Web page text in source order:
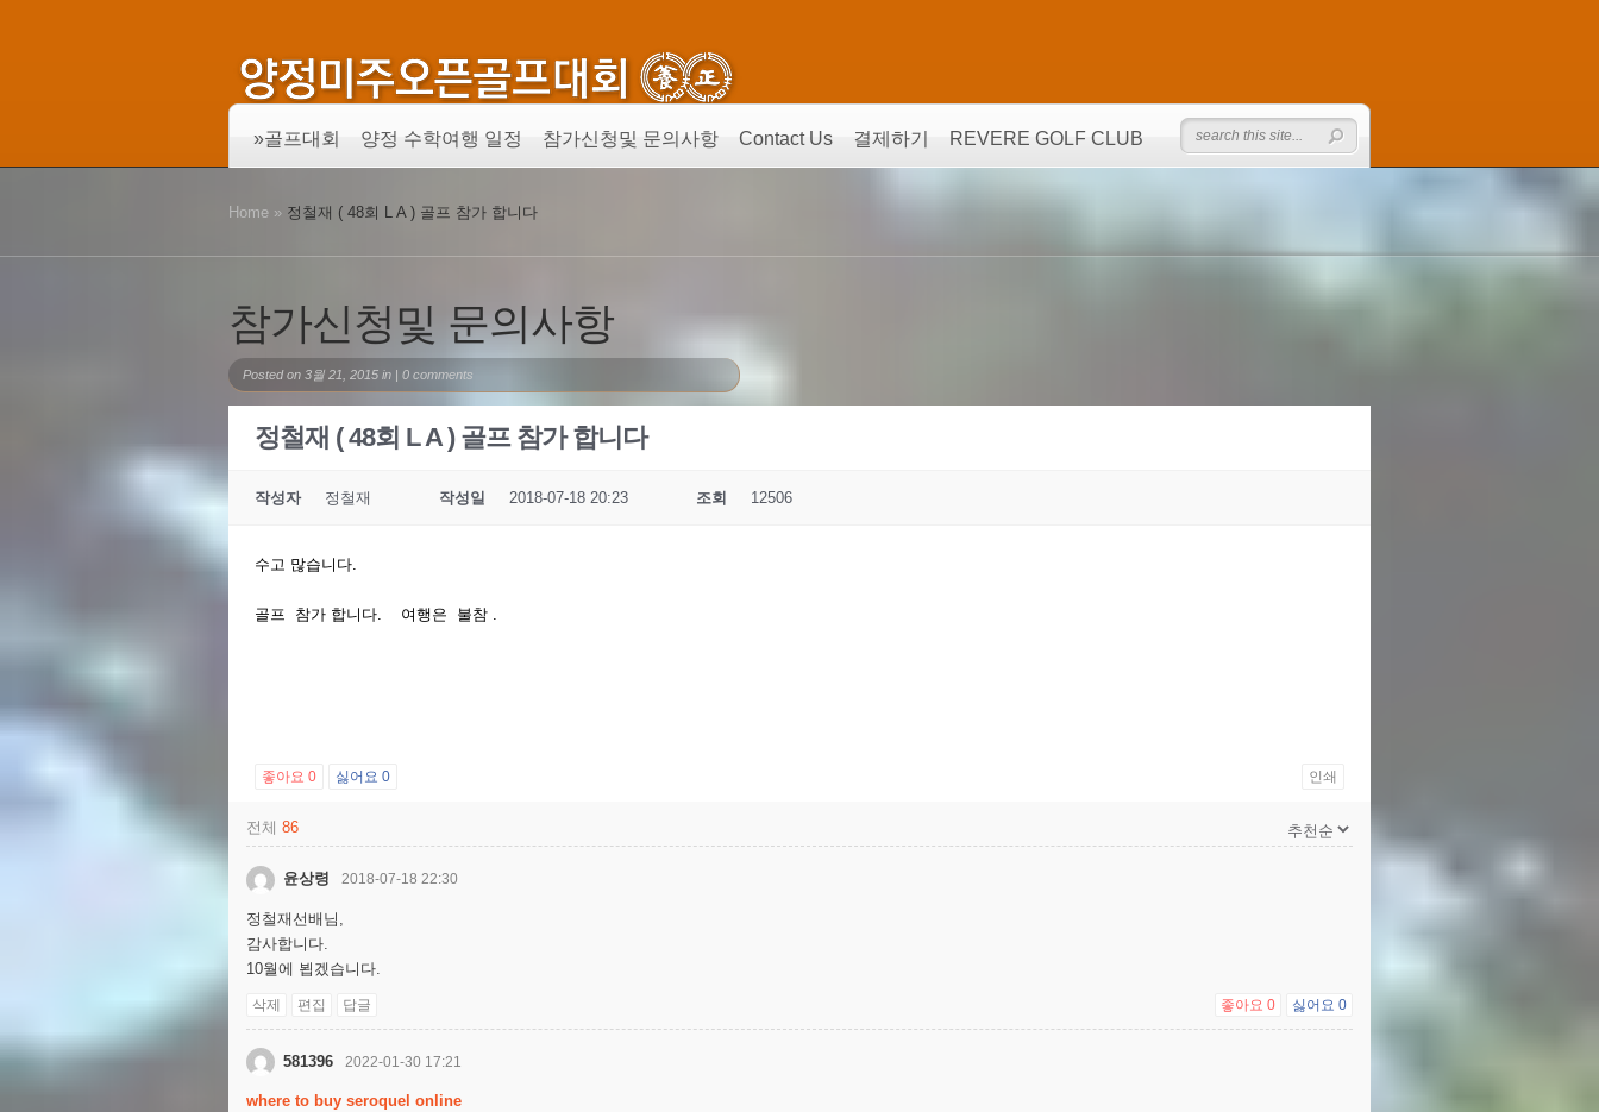
»골프대회 양정 수학여행 일정 참가신청및 문의사항 Contact Us 결제하기 REVERE GOLF CLUB
Home » 정철재 ( 48회 L A ) 골프 참가 합니다
참가신청및 문의사항
Posted on 3월 21, 2015 in | 0 comments
정철재 ( 48회 L A ) 골프 참가 합니다
작성자 정철재 작성일 2018-07-18 20:23 조회 12506
수고 많습니다.
골프 참가 합니다. 여행은 불참 .
좋아요 0 싫어요 0 인쇄
전체 86
윤상령 2018-07-18 22:30
정철재선배님,
감사합니다.
10월에 뵙겠습니다.
삭제 편집 답글 좋아요 0 싫어요 0
581396 2022-01-30 17:21
where to buy seroquel online